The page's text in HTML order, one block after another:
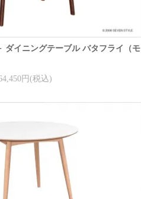
ダイニングテーブル バタフライ（モ
円(税込)